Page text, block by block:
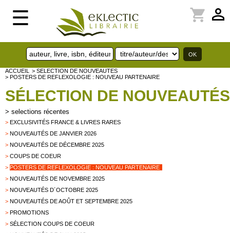
☰ perm_identity
shopping_cart
ACCUEIL
> SELECTION DE NOUVEAUTES
> POSTERS DE REFLEXOLOGIE : NOUVEAU PARTENAIRE
SÉLECTION DE NOUVEAUTÉS
> selections récentes
> EXCLUSIVITÉS FRANCE & LIVRES RARES
> NOUVEAUTÉS DE JANVIER 2026
> NOUVEAUTÉS DE DÉCEMBRE 2025
> COUPS DE COEUR
> POSTERS DE REFLEXOLOGIE : NOUVEAU PARTENAIRE
> NOUVEAUTÉS DE NOVEMBRE 2025
> NOUVEAUTÉS D´OCTOBRE 2025
> NOUVEAUTÉS DE AOÛT ET SEPTEMBRE 2025
> PROMOTIONS
> SÉLECTION COUPS DE COEUR